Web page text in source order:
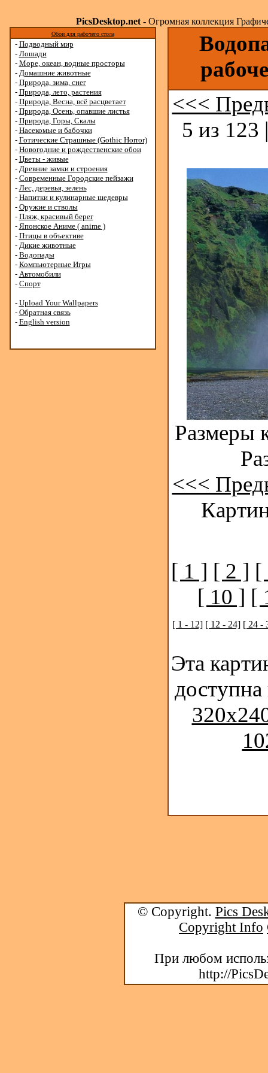
PicsDesktop.net- Огромная коллекция
Обои для рабочего стола
- Подводный мир
- Лошади
- Море, океан, водные просторы
- Домашние животные
- Природа, зима, снег
- Природа, лето, растения
- Природа, Весна, всё расцветает
- Природа, Осень, опавшие листья
- Природа, Горы, Скалы
- Насекомые и бабочки
- Готические Страшные (Gothic Horror)
- Новогодние и рождественские обои
- Цветы - живые
- Древние замки и строения
- Современные Городские пейзажи
- Лес, деревья, зелень
- Напитки и кулинарные шедевры
- Оружие и стволы
- Пляж, красивый берег
- Японское Аниме ( anime )
- Птицы в объективе
- Дикие животные
- Водопады
- Компьютерные Игры
- Автомобили
- Спорт
- Upload Your Wallpapers
- Обратная связь
- English version
<<<
5 из 123
Размеры
<<<
[ 1 ] [ 2 ] [
[ 10 ] [
[ 1 - 12] [ 12 - 24] [ 24 -
Эта
© Copyright. Pics
Copyright Info
При любом
http://